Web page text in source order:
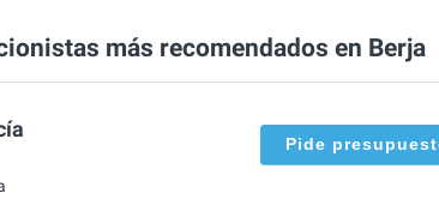
más recomendados en Berja
Pide